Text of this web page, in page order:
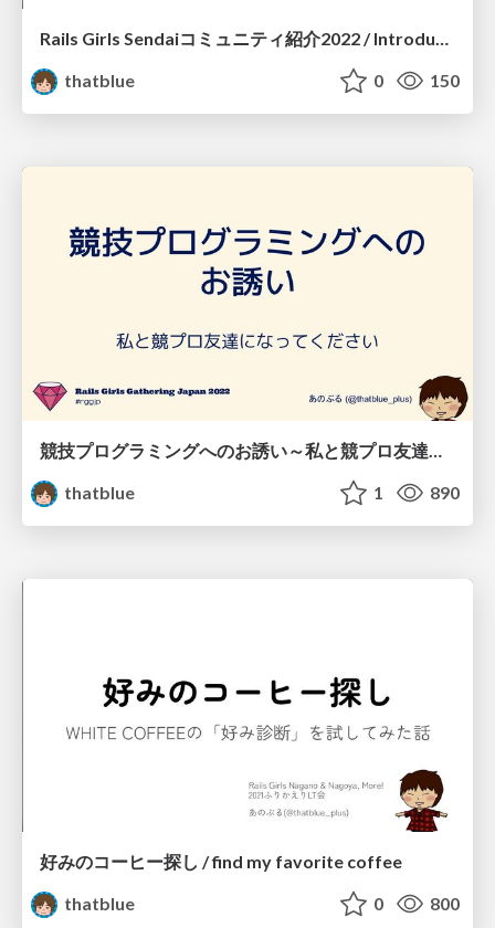
Rails Girls Sendaiコミュニティ紹介2022 / Introduction of Rails Girls Sendai 2022
thatblue
0 150
thatblue
1 890
好みのコーヒー探し / find my favorite coffee
thatblue
0 800